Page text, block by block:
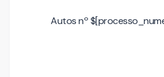
Autos nº